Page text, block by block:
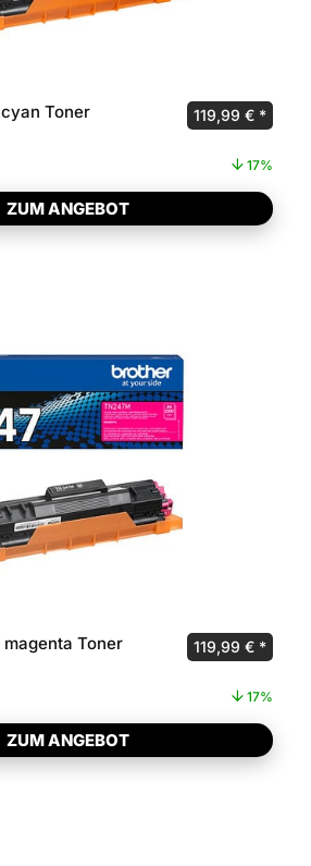
brother TN-247C cyan Toner Ursprünglicher
119,99 €
17%
ZUM ANGEBOT
brother TN-247M magenta Toner Ursprünglicher
119,99 €
17%
ZUM ANGEBOT